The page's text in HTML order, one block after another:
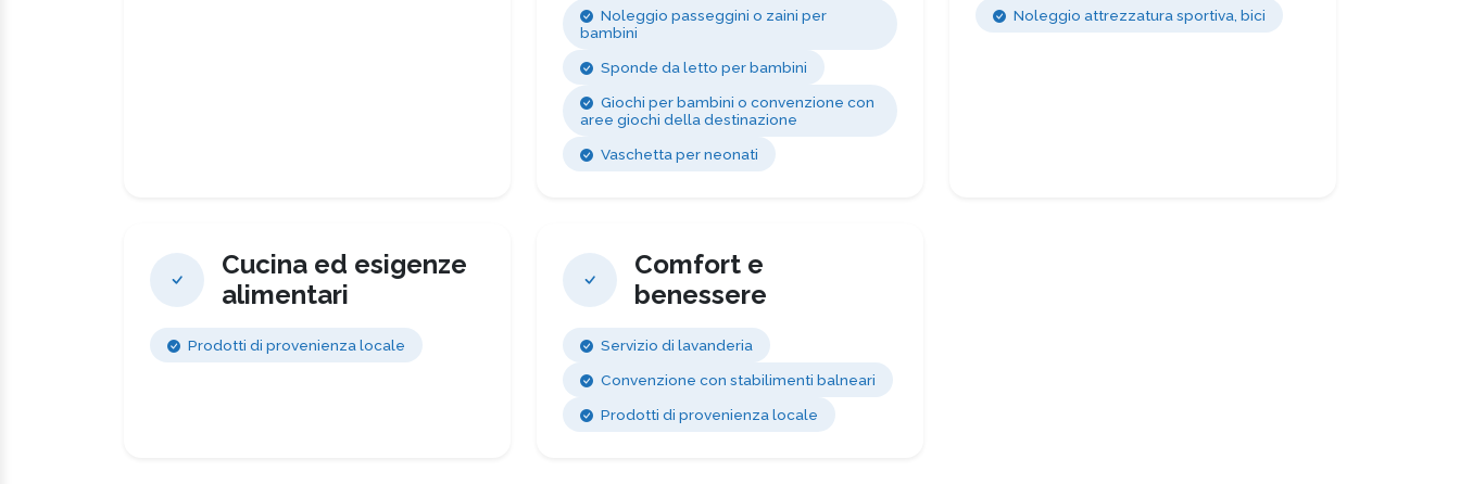
Noleggio passeggini o zaini per
bambini
Sponde da letto per bambini
Giochi per bambini o convenzione con
aree giochi della destinazione
Vaschetta per neonati
Noleggio attrezzatura sportiva, bici
Cucina ed esigenze
alimentari
Prodotti di provenienza locale
Comfort e
benessere
Servizio di lavanderia
Convenzione con stabilimenti balneari
Prodotti di provenienza locale